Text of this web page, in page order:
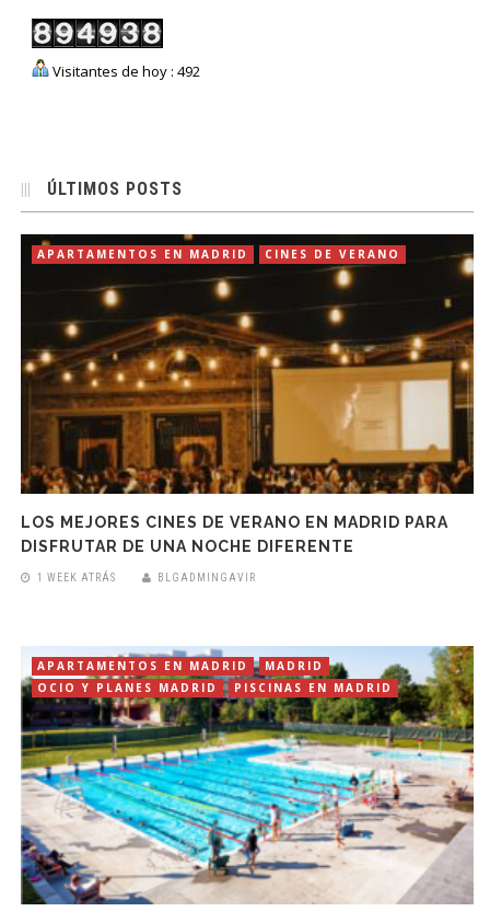
Visitantes de hoy : 492
ÚLTIMOS POSTS
APARTAMENTOS EN MADRID CINES DE VERANO
LOS MEJORES CINES DE VERANO EN MADRID PARA
DISFRUTAR DE UNA NOCHE DIFERENTE
1 WEEK ATRÁS BLGADMINGAVIR
APARTAMENTOS EN MADRID
MADRID
OCIO Y PLANES MADRID
PISCINAS EN MADRID